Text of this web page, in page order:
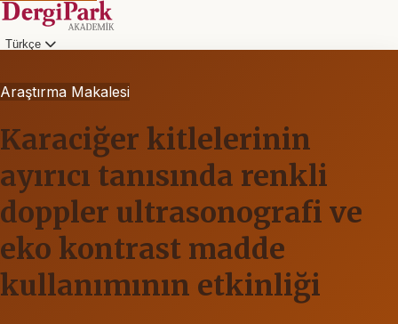
Türkçe
Araştırma Makalesi
Karaciğer kitlelerinin
ayırıcı tanısında renkli
doppler ultrasonografi ve
eko kontrast madde
kullanımının etkinliği